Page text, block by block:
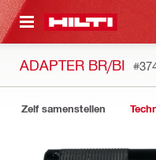
HOOFDINHOUD
ADAPTER BR/BI
Zelf samenstellen